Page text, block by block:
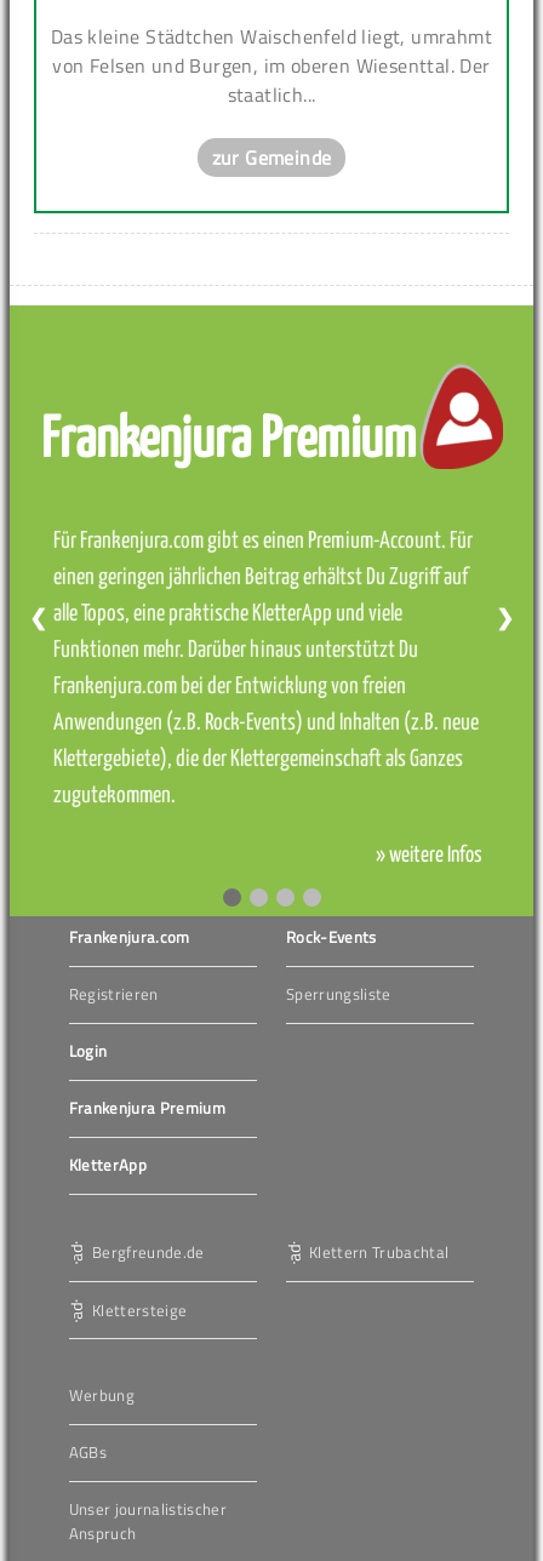
Das kleine Städtchen Waischenfeld liegt, umrahmt
von Felsen und Burgen, im oberen Wiesenttal. Der
staatlich...
zur Gemeinde
Frankenjura Premium
Für Frankenjura.com gibt es einen Premium-Account. Für
einen geringen jährlichen Beitrag erhältst Du Zugriff auf
alle Topos, eine praktische KletterApp und viele
Funktionen mehr. Darüber hinaus unterstützt Du
Frankenjura.com bei der Entwicklung von freien
Anwendungen (z.B. Rock-Events) und Inhalten (z.B. neue
Klettergebiete), die der Klettergemeinschaft als Ganzes
zugutekommen.
» weitere Infos
❮ ❯
Frankenjura.com
Registrieren
Login
Frankenjura Premium
KletterApp
Rock-Events
Sperrungsliste
Bergfreunde.de
Klettersteige
Klettern Trubachtal
Werbung
AGBs
Unser journalistischer
Anspruch